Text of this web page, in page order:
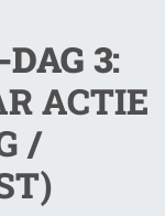
3:
ACTIE
/